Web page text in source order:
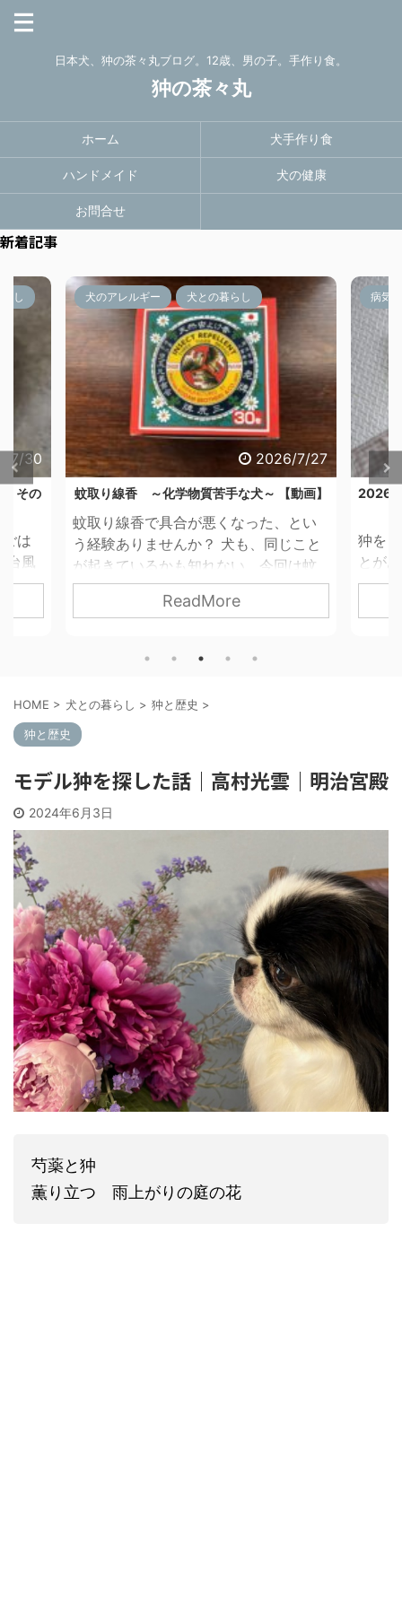
日本犬、狆の茶々丸ブログ。12歳、男の子。手作り食。
狆の茶々丸
ホーム 犬手作り食
ハンドメイド 犬の健康
お問合せ
新着記事
し
7/30
。その
は
台風
は
のと
。
下
こ
犬のアレルギー 犬との暮らし
2026/7/27
蚊取り線香 ～化学物質苦手な犬～ 【動画】
蚊取り線香で具合が悪くなった、とい
う経験ありませんか？ 犬も、同じこと
が起きているかも知れない、今回は蚊
取り線香のお話です。 以前、蚊取り線
香についてのブログ記事を2本書きまし
「除虫菊の成分は分解されやすい」と
ら、それだけでは説明できないことが
ありました。 1 なぜ、犬に蚊
対策が必要なのか 我が家では蚊取り線
指導のもと、一般的なフィラリア予防
ギー体質だから ...
ReadMore
病気
2026
狆を
とが
す。
日較
HOME > 犬との暮らし > 狆と歴史 >
狆と歴史
モデル狆を探した話｜高村光雲｜明治宮殿
2024年6月3日
芍薬と狆
薫り立つ 雨上がりの庭の花